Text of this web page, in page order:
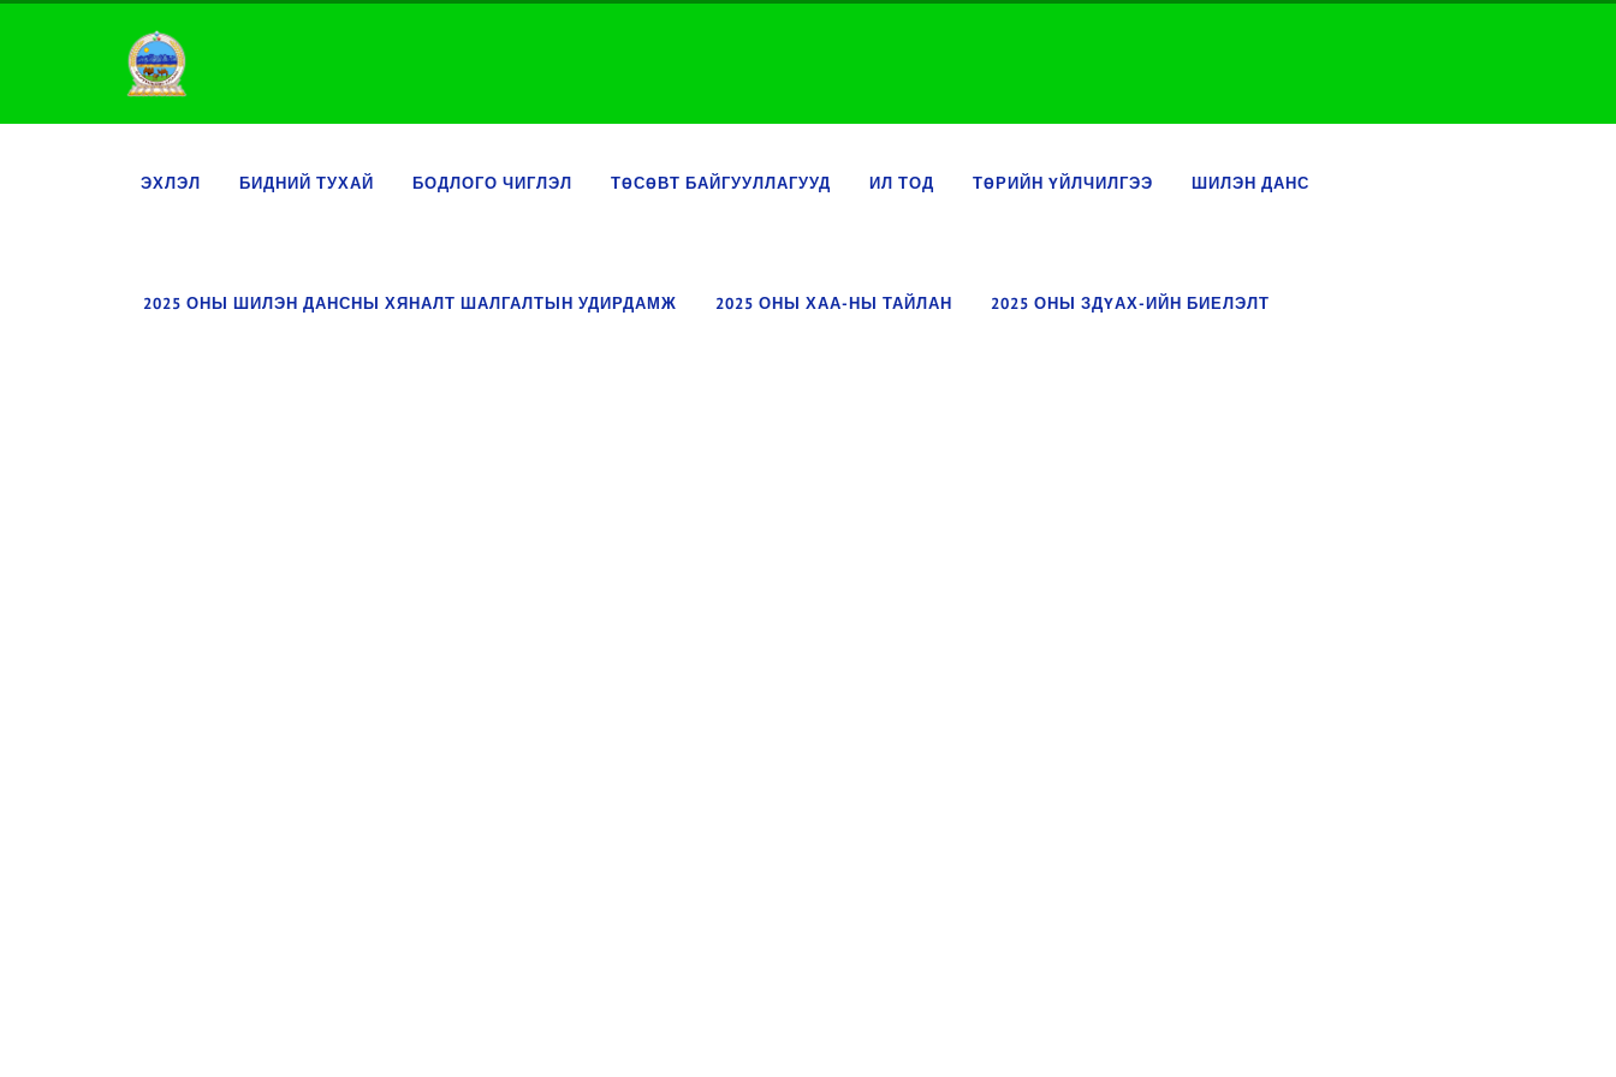
ЭХЛЭЛ БИДНИЙ ТУХАЙ БОДЛОГО ЧИГЛЭЛ ТӨСӨВТ БАЙГУУЛЛАГУУД ИЛ ТОД ТӨРИЙН ҮЙЛЧИЛГЭЭ ШИЛЭН ДАНС
2025 ОНЫ ШИЛЭН ДАНСНЫ ХЯНАЛТ ШАЛГАЛТЫН УДИРДАМЖ 2025 ОНЫ ХАА-НЫ ТАЙЛАН 2025 ОНЫ ЗДҮАХ-ИЙН БИЕЛЭЛТ